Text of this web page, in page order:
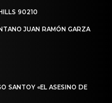
90210
JUAN RAMÓN GARZA
SANTOY «EL ASESINO DE